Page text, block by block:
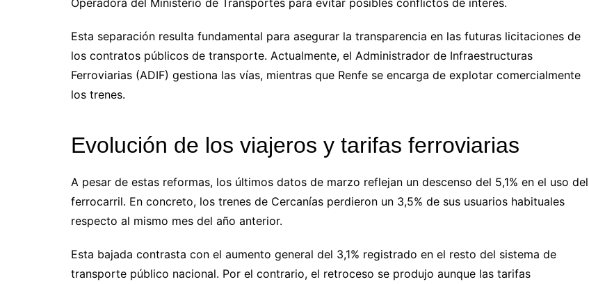
Esta separación resulta fundamental para asegurar la transparencia en las futuras licitaciones de
los contratos públicos de transporte. Actualmente, el Administrador de Infraestructuras
Ferroviarias (ADIF) gestiona las vías, mientras que Renfe se encarga de explotar comercialmente
los trenes.
Evolución de los viajeros y tarifas ferroviarias
A pesar de estas reformas, los últimos datos de marzo reflejan un descenso del 5,1% en el uso del
ferrocarril. En concreto, los trenes de Cercanías perdieron un 3,5% de sus usuarios habituales
respecto al mismo mes del año anterior.
Esta bajada contrasta con el aumento general del 3,1% registrado en el resto del sistema de
transporte público nacional. Por el contrario, el retroceso se produjo aunque las tarifas